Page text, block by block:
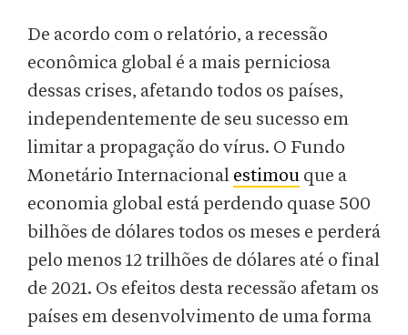
De acordo com o relatório, a recessão
econômica global é a mais perniciosa
dessas crises, afetando todos os países,
independentemente de seu sucesso em
limitar a propagação do vírus. O Fundo
Monetário Internacional estimou que a
economia global está perdendo quase 500
bilhões de dólares todos os meses e perderá
pelo menos 12 trilhões de dólares até o final
de 2021. Os efeitos desta recessão afetam os
países em desenvolvimento de uma forma